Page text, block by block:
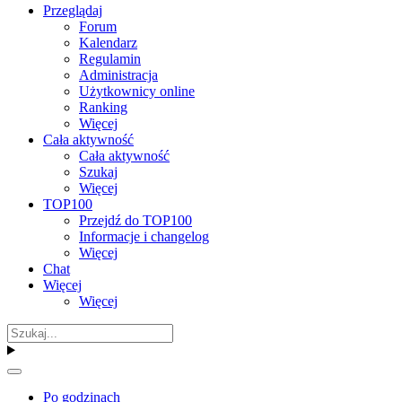
Przeglądaj
Forum
Kalendarz
Regulamin
Administracja
Użytkownicy online
Ranking
Więcej
Cała aktywność
Cała aktywność
Szukaj
Więcej
TOP100
Przejdź do TOP100
Informacje i changelog
Więcej
Chat
Więcej
Więcej
Po godzinach